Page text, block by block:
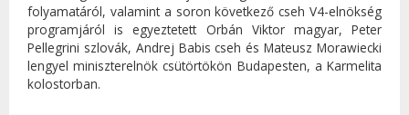
folyamatáról, valamint a soron következő cseh V4-elnökség
programjáról is egyeztetett Orbán Viktor magyar, Peter
Pellegrini szlovák, Andrej Babis cseh és Mateusz Morawiecki
lengyel miniszterelnök csütörtökön Budapesten, a Karmelita
kolostorban.